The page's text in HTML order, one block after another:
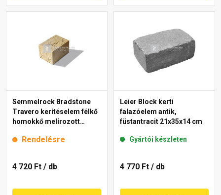
Semmelrock Bradstone
Travero kerítéselem félkő
homokkő melírozott
Rendelésre
4 720 Ft / db
Leier Block kerti
falazóelem antik,
füstantracit 21x35x14 cm
Gyártói készleten
4 770 Ft / db